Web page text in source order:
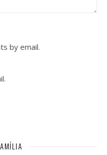
by email.